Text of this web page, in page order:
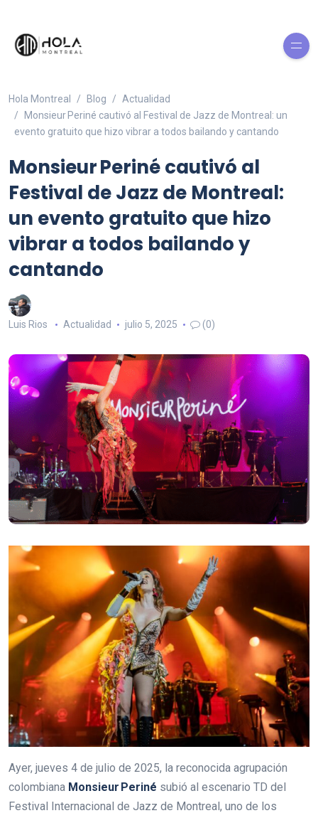
Hola Montreal Blog
Actualidad
Monsieur Periné cautivó al Festival de Jazz de Montreal: un
evento gratuito que hizo vibrar a todos bailando y cantando
Monsieur Periné cautivó al
Festival de Jazz de Montreal:
un evento gratuito que hizo
vibrar a todos bailando y
cantando
Luis Rios Actualidad julio 5, 2025 (0)
Ayer, jueves 4 de julio de 2025, la reconocida agrupación
colombiana Monsieur Periné subió al escenario TD del
Festival Internacional de Jazz de Montreal, uno de los